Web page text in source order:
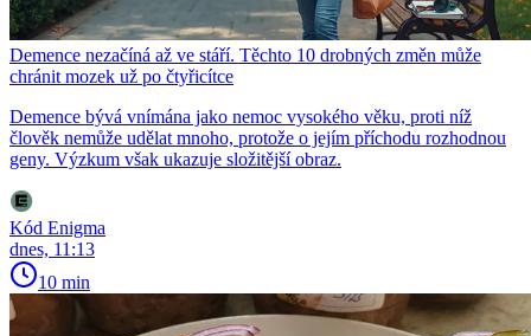
Demence nezačíná až ve stáří. Těchto 10 drobných změn může
chránit mozek už po čtyřicítce
Demence bývá vnímána jako nemoc vysokého věku, proti níž
člověk nemůže udělat mnoho, protože o jejím příchodu rozhodnou
geny. Výzkum však ukazuje složitější obraz.
Kód Enigma
dnes, 11:13
10 min